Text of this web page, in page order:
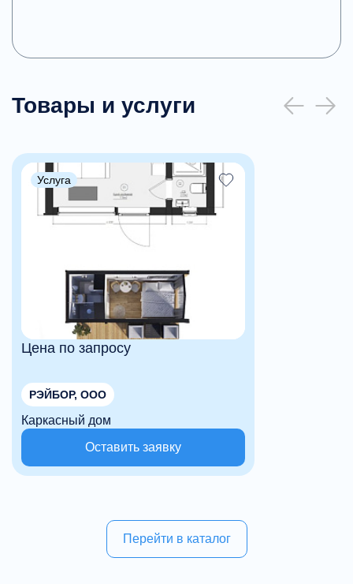
Товары и услуги
Услуга
Цена по запросу
РЭЙБОР, ООО
Каркасный дом
Оставить заявку
Перейти в каталог